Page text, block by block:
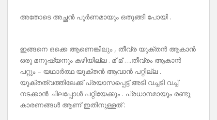
അതോടെ അച്ഛൻ പൂർണമായും ഒതുങ്ങി പോയി .
ഇങ്ങനെ ഒക്കെ ആണെങ്കിലും , തീവ്ര യുക്തൻ ആകാൻ
ഒരു മനുഷ്യനും കഴിയില്ല . മ് മ് ….തീവ്രം ആകാൻ
പറ്റും – യഥാർത്ഥ യുക്തൻ ആവാൻ പറ്റില്ല .
യുക്തത്വത്തിലേക്ക് പ്രയാസപ്പെട്ട് അടി വച്ചടി വച്ച്
നടക്കാൻ ചിലപ്പോൾ പറ്റിയേക്കും . പ്രധാനമായും രണ്ടു
കാരണങ്ങൾ ആണ് ഇതിനുള്ളത് :